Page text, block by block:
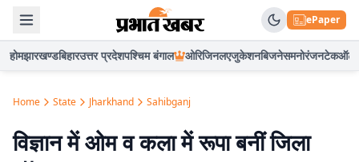
ePaper
होमझारखण्डबिहारउत्तर प्रदेशपश्चिम बंगाल ओरिजिनलएजुकेशनबिजनेसमनोरंजनटेकऑटो
Home State Jharkhand Sahibganj
विज्ञान में ओम व कला में रूपा बनीं जिला